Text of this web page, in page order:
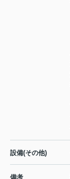
設備(その他)
備考